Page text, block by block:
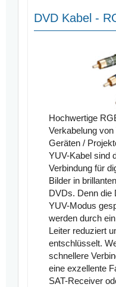
DVD Kabel -
Hochwertige
Verkabelung
Geräten /
YUV-Kabel sind
Verbindung für
Bilder in
DVDs. Denn die
YUV-Modus
werden durch
Leiter reduziert
entschlüsselt.
schnellere
eine exzellente
SAT-Receiver